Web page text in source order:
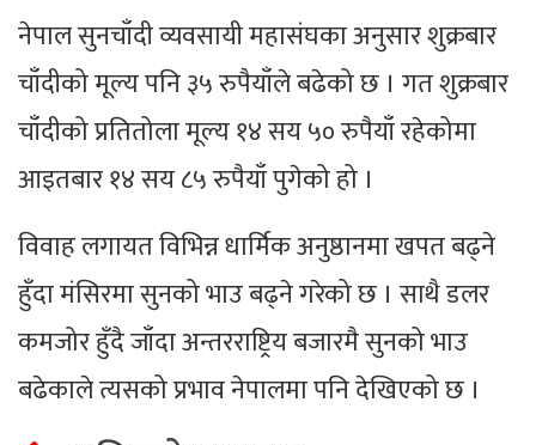
नेपाल सुनचाँदी व्यवसायी महासंघका अनुसार शुक्रबार
चाँदीको मूल्य पनि ३५ रुपैयाँले बढेको छ । गत शुक्रबार
चाँदीको प्रतितोला मूल्य १४ सय ५० रुपैयाँ रहेकोमा
आइतबार १४ सय ८५ रुपैयाँ पुगेको हो ।
विवाह लगायत विभिन्न धार्मिक अनुष्ठानमा खपत बढ्ने
हुँदा मंसिरमा सुनको भाउ बढ्ने गरेको छ । साथै डलर
कमजोर हुँदै जाँदा अन्तरराष्ट्रिय बजारमै सुनको भाउ
बढेकाले त्यसको प्रभाव नेपालमा पनि देखिएको छ ।